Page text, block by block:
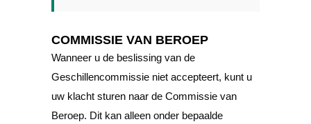
COMMISSIE VAN BEROEP
Wanneer u de beslissing van de
Geschillencommissie niet accepteert, kunt u
uw klacht sturen naar de Commissie van
Beroep. Dit kan alleen onder bepaalde